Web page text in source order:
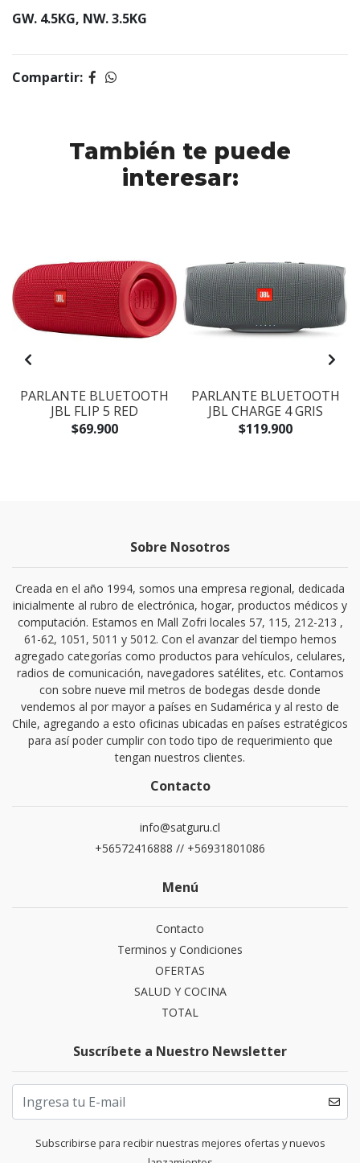
GW. 4.5KG, NW. 3.5KG
Compartir:
También te puede
interesar:
PARLANTE BLUETOOTH
JBL FLIP 5 RED
$69.900
PARLANTE BLUETOOTH
JBL CHARGE 4 GRIS
$119.900
Sobre Nosotros
Creada en el año 1994, somos una empresa regional, dedicada
inicialmente al rubro de electrónica, hogar, productos médicos y
computación. Estamos en Mall Zofri locales 57, 115, 212-213 ,
61-62, 1051, 5011 y 5012. Con el avanzar del tiempo hemos
agregado categorías como productos para vehículos, celulares,
radios de comunicación, navegadores satélites, etc. Contamos
con sobre nueve mil metros de bodegas desde donde
vendemos al por mayor a países en Sudamérica y al resto de
Chile, agregando a esto oficinas ubicadas en países estratégicos
para así poder cumplir con todo tipo de requerimiento que
tengan nuestros clientes.
Contacto
info@satguru.cl
+56572416888 // +56931801086
Menú
Contacto
Terminos y Condiciones
OFERTAS
SALUD Y COCINA
TOTAL
Suscríbete a Nuestro Newsletter
Subscribirse para recibir nuestras mejores ofertas y nuevos